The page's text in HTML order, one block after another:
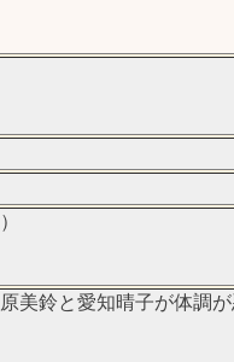
美鈴と愛知晴子が体調